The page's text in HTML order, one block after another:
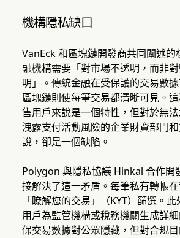
機構隱私缺口
VanEck 和區塊鏈開發商共同闡述的
融機構需要「對市場不透明，而非
明」。傳統金融在受保護的交易數
區塊鏈則使每筆交易都清晰可見。
售用戶來說是一個特性，但對於無
洩露支付活動風險的企業財資部門
說，卻是一個缺陷。
Polygon 與隱私協議 Hinkal 合作開
接解決了這一矛盾。每筆私有轉帳
「瞭解您的交易」（KYT）篩選。
用戶為監管機構或稅務機關生成詳
保交易數據對公眾隱藏，但對合規